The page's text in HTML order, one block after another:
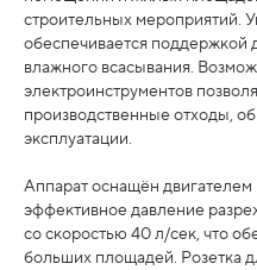
строительных мероприятий.
обеспечивается поддержкой
влажного всасывания.
электроинструментов
производственные отходы,
эксплуатации.
Аппарат оснащён
эффективное давление
со скоростью 40 л/сек, что
больших площадей. Розетка